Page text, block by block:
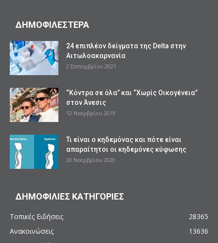
ΔΗΜΟΦΙΛΕΣΤΕΡΑ
24 επιπλέον δείγματα της Delta στην
Αιτωλοακαρνανία
2 Σεπτεμβρίου 2021
“Κόντρα σε όλα” και “Χωρίς Οικογένεια”
στον Άνεσις
12 Νοεμβρίου 2019
Τι είναι ο κηδεμόνας και πότε είναι
απαραίτητοι οι κηδεμόνες κύφωσης
20 Νοεμβρίου 2020
ΔΗΜΟΦΙΛΙΕΣ ΚΑΤΗΓΟΡΙΕΣ
Τοπικές Ειδήσεις
28365
Ανακοινώσεις
13636